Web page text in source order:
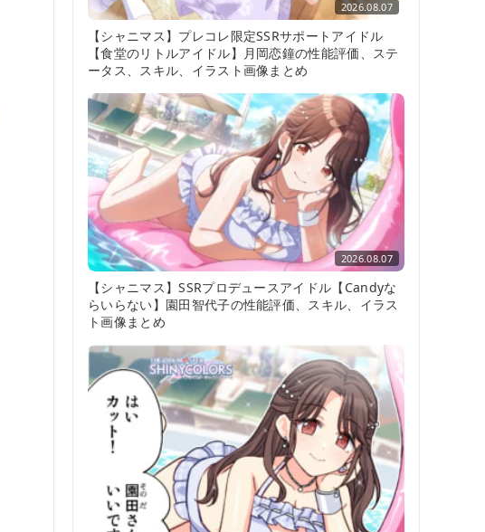
2026.08.07
【シャニマス】プレコレ限定SSRサポートアイドル
【食堂のリトルアイドル】月岡恋鐘の性能評価、ステ
ータス、スキル、イラスト画像まとめ
2026.08.07
【シャニマス】SSRプロデュースアイドル【Candyな
らいらない】園田智代子の性能評価、スキル、イラス
ト画像まとめ